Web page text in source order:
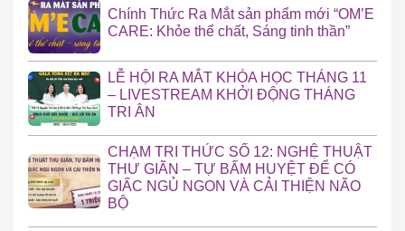
Chính Thức Ra Mắt sản phẩm mới “OM’E
CARE: Khỏe thể chất, Sáng tinh thần”
LỄ HỘI RA MẮT KHÓA HỌC THÁNG 11
– LIVESTREAM KHỞI ĐỘNG THÁNG
TRI ÂN
CHẠM TRI THỨC SỐ 12: NGHỆ THUẬT
THƯ GIÃN – TỰ BẤM HUYỆT ĐỂ CÓ
GIẤC NGỦ NGON VÀ CẢI THIỆN NÃO
BỘ